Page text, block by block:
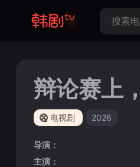
辩论赛上
电视剧 2026
导演：
主演：